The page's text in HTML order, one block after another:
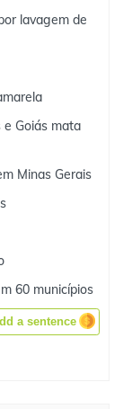
lavagem de
e Goiás mata
Minas Gerais
60 municípios
a sentence